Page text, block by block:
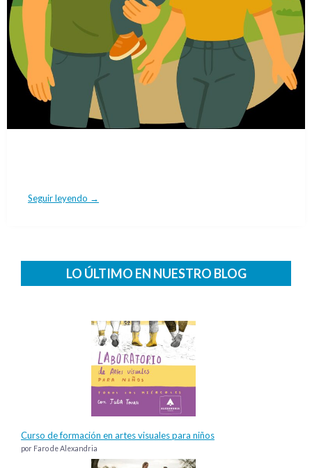
Seguir leyendo →
LO ÚLTIMO EN NUESTRO BLOG
Curso de formación en artes visuales para niños
por Faro de Alexandria